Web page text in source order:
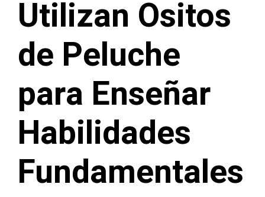
Utilizan Ositos
de Peluche
para Enseñar
Habilidades
Fundamentales